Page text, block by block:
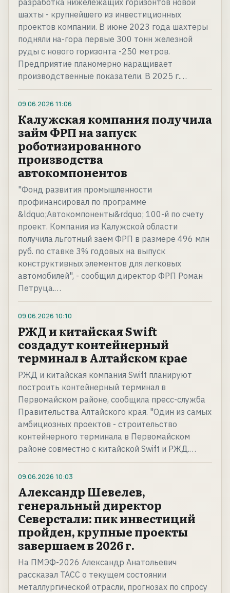
разработка нижележащих горизонтов новой
шахты - крупнейшего из инвестиционных
проектов компании. В июне 2023 года шахтеры
подняли на-гора первые 300 тонн железной
руды с нового горизонта -250 метров.
Предприятие планомерно наращивает
производственные показатели. В 2025 г.…
09.06.2026 11:06
Калужская компания получила
займ ФРП на запуск
роботизированного
производства
автокомпонентов
"Фонд развития промышленности
профинансировал по программе
&ldquo;Автокомпоненты&rdquo; 100-й по счету
проект. Компания из Калужской области
получила льготный заем ФРП в размере 496 млн
руб. по ставке 3% годовых на выпуск
конструктивных элементов для легковых
автомобилей", - сообщил директор ФРП Роман
Петруца.…
09.06.2026 10:10
РЖД и китайская Swift
создадут контейнерный
терминал в Алтайском крае
РЖД и китайская компания Swift планируют
построить контейнерный терминал в
Первомайском районе, сообщила пресс-служба
Правительства Алтайского края. "Один из самых
амбициозных проектов - строительство
контейнерного терминала в Первомайском
районе совместно с китайской Swift и РЖД.…
09.06.2026 10:03
Александр Шевелев,
генеральный директор
Северстали: пик инвестиций
пройден, крупные проекты
завершаем в 2026 г.
На ПМЭФ-2026 Александр Анатольевич
рассказал ТАСС о текущем состоянии
металлургической отрасли, прогнозах по спросу